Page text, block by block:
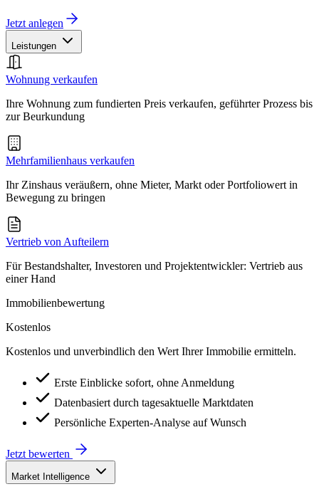
Jetzt anlegen
Leistungen
Wohnung verkaufen
Ihre Wohnung zum fundierten Preis verkaufen, geführter Prozess bis
zur Beurkundung
Mehrfamilienhaus verkaufen
Ihr Zinshaus veräußern, ohne Mieter, Markt oder Portfoliowert in
Bewegung zu bringen
Vertrieb von Aufteilern
Für Bestandshalter, Investoren und Projektentwickler: Vertrieb aus
einer Hand
Immobilienbewertung
Kostenlos
Kostenlos und unverbindlich den Wert Ihrer Immobilie ermitteln.
Erste Einblicke sofort, ohne Anmeldung
Datenbasiert durch tagesaktuelle Marktdaten
Persönliche Experten-Analyse auf Wunsch
Jetzt bewerten
Market Intelligence